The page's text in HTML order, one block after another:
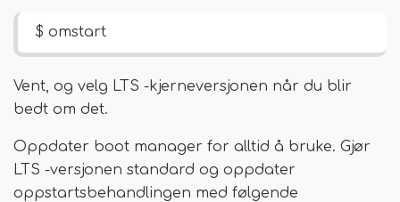
$ omstart
Vent, og velg LTS -kjerneversjonen når du blir
bedt om det.
Oppdater boot manager for alltid å bruke. Gjør
LTS -versjonen standard og oppdater
oppstartsbehandlingen med følgende